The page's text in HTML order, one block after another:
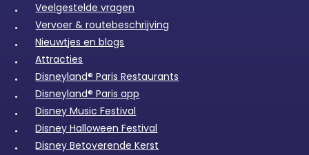
Veelgestelde vragen
Vervoer & routebeschrijving
Nieuwtjes en blogs
Attracties
Disneyland® Paris Restaurants
Disneyland® Paris app
Disney Music Festival
Disney Halloween Festival
Disney Betoverende Kerst